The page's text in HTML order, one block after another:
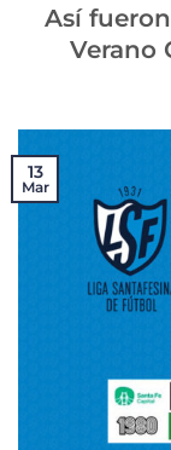
Así
Verano
13
Mar